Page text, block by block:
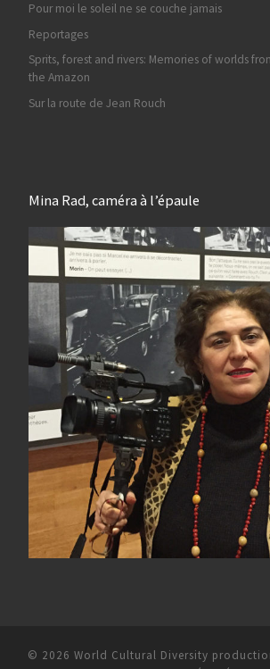
Pour moi le soleil ne se couche jamais
Reportages
Sprits, forest and rivers: Memories of worlds
the Amazon
Sur la route de Jean Rouch
Mina Rad, caméra à l’épaule
© 2026 World Cultural Diversity